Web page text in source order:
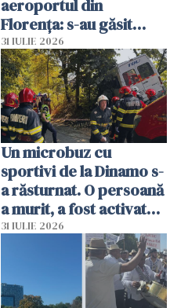
aeroportul din
Florența: s-au găsit
capete de aligator și o
sumă imensă de bani
31 IULIE 2026
Un microbuz cu
sportivi de la Dinamo s-
a răsturnat. O persoană
a murit, a fost activat
planul roșu de
31 IULIE 2026